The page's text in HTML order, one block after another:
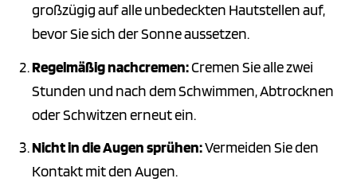
großzügig auf alle unbedeckten Hautstellen auf,
bevor Sie sich der Sonne aussetzen.
Regelmäßig nachcremen:Cremen Sie alle zwei
Stunden und nach dem Schwimmen, Abtrocknen
oder Schwitzen erneut ein.
Nicht in die Augen sprühen:Vermeiden Sie den
Kontakt mit den Augen.